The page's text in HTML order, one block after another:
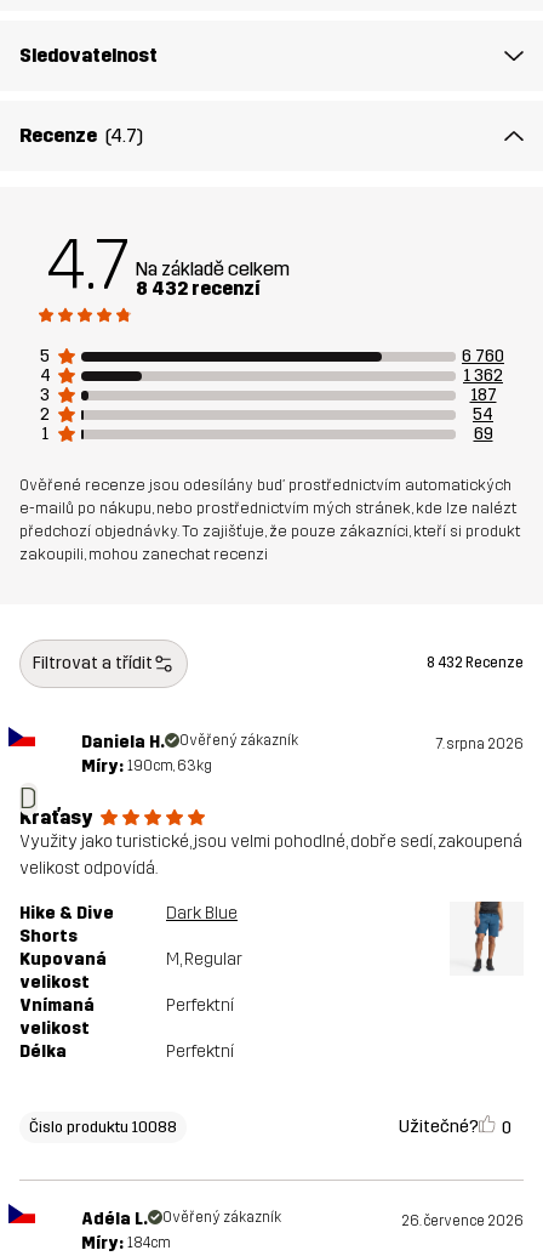
Určeno pro VŠECHNO TURISTIKA
Číslo výrobku 10088_2801
Sledovatelnost
Recenze (4.7)
4.7 Na základě celkem
8 432 recenzí
5
6 760
4
1 362
3
187
2
54
1
69
Ověřené recenze jsou odesílány buď prostřednictvím automatických
e-mailů po nákupu, nebo prostřednictvím mých stránek, kde lze nalézt
předchozí objednávky. To zajišťuje, že pouze zákazníci, kteří si produkt
zakoupili, mohou zanechat recenzi
Filtrovat a třídit 8 432 Recenze
D
Daniela H. Ověřený zákazník 7. srpna 2026
Míry: 190cm, 63kg
Kraťasy
Využity jako turistické, jsou velmi pohodlné, dobře sedí, zakoupená
velikost odpovídá.
Hike & Dive
Shorts
Dark Blue
Kupovaná
velikost
M, Regular
Vnímaná
velikost
Perfektní
Délka Perfektní
Čislo produktu 10088 Užitečné? 0
Adéla L. Ověřený zákazník 26. července 2026
Míry: 184cm